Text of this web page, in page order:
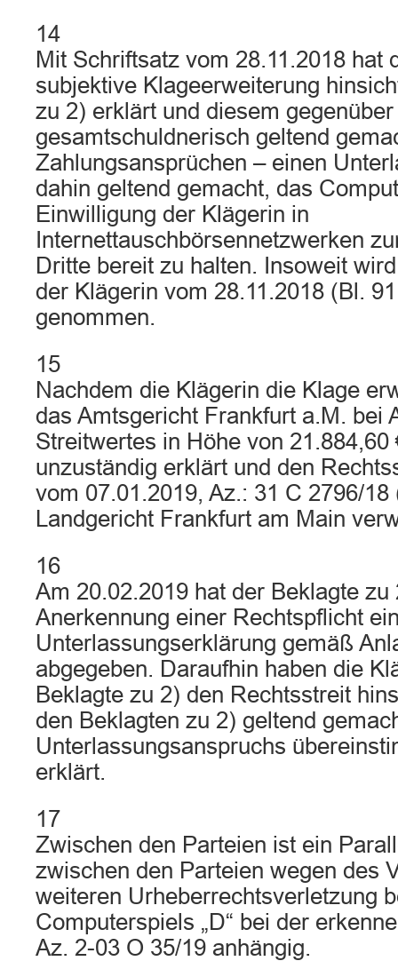
14
Mit Schriftsatz vom 28.11.2018 hat
subjektive Klageerweiterung
zu 2) erklärt und diesem
gesamtschuldnerisch geltend
Zahlungsansprüchen – einen
dahin geltend gemacht, das
Einwilligung der Klägerin in
Internettauschbörsennetzwerken
Dritte bereit zu halten. Insoweit
der Klägerin vom 28.11.2018 (Bl.
genommen.
15
Nachdem die Klägerin die Klage
das Amtsgericht Frankfurt a.M. bei
Streitwertes in Höhe von 21.884,60
unzuständig erklärt und den
vom 07.01.2019, Az.: 31 C 2796/18
Landgericht Frankfurt am Main
16
Am 20.02.2019 hat der Beklagte zu
Anerkennung einer Rechtspflicht
Unterlassungserklärung gemäß
abgegeben. Daraufhin haben die
Beklagte zu 2) den Rechtsstreit
den Beklagten zu 2) geltend
Unterlassungsanspruchs
erklärt.
17
Zwischen den Parteien ist ein
zwischen den Parteien wegen des
weiteren Urheberrechtsverletzung
Computerspiels „D“ bei der
Az. 2-03 O 35/19 anhängig.